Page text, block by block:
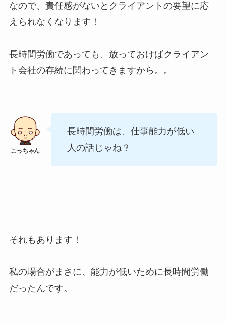
なので、責任感がないとクライアントの要望に応
えられなくなります！
長時間労働であっても、放っておけばクライアン
ト会社の存続に関わってきますから。。
長時間労働は、仕事能力が低い
人の話じゃね？
それもあります！
私の場合がまさに、能力が低いために長時間労働
だったんです。